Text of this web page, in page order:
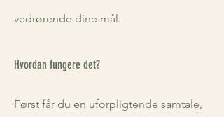
vedrørende dine mål.
Hvordan fungere det?
Først får du en uforpligtende samtale,